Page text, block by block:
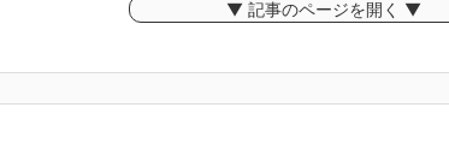
▼ 記事のページを開く ▼